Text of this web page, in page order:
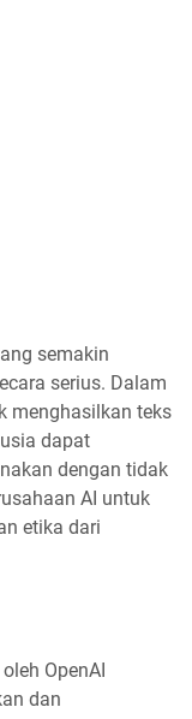
semakin
serius. Dalam
menghasilkan teks
dapat
dengan tidak
AI untuk
etika dari
OpenAI
dan